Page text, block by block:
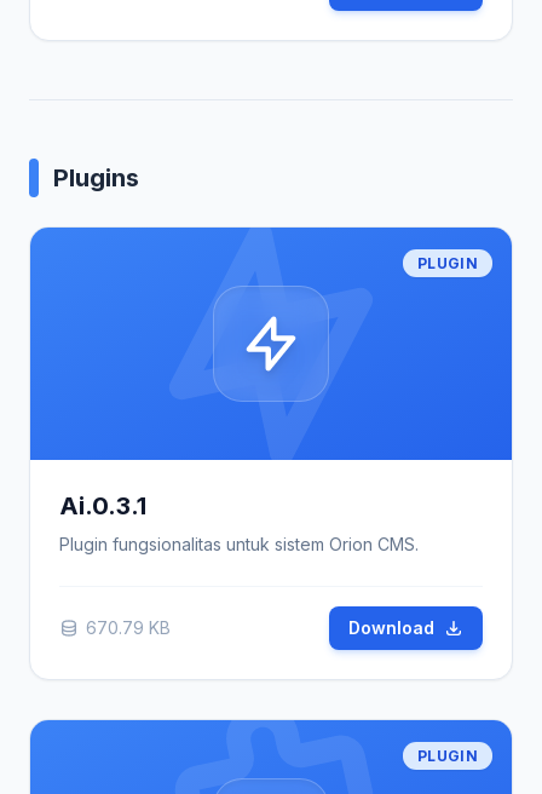
Plugins
PLUGIN
Ai.0.3.1
Plugin fungsionalitas untuk sistem Orion CMS.
670.79 KB Download
PLUGIN